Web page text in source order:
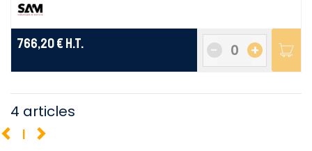
766,20 € H.T. +
-
4 articles
1